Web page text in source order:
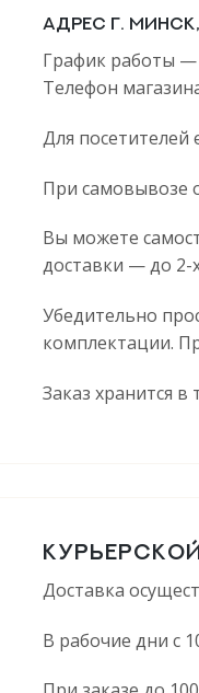
Адрес г.
График работы —
Телефон
Для
При самовывозе
Вы можете
доставки — до 2-
Убедительно
комплектации.
Заказ хранится
Доставка
В рабочие дни с